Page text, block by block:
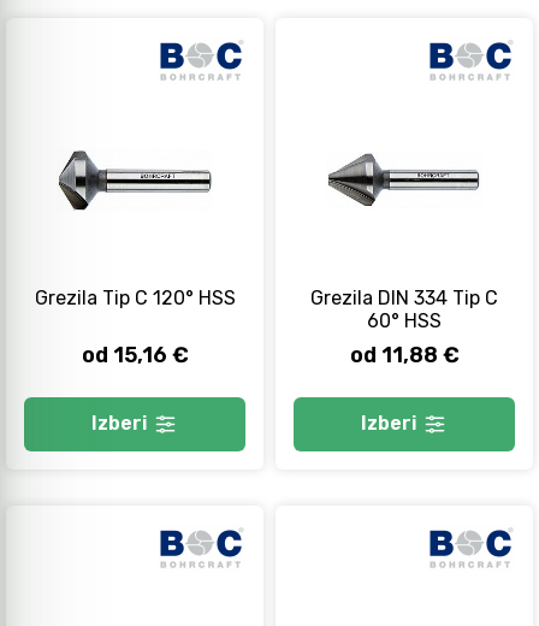
Grezila Tip C 120° HSS
od 15,16 €
Izberi
Grezila DIN 334 Tip C
60° HSS
od 11,88 €
Izberi